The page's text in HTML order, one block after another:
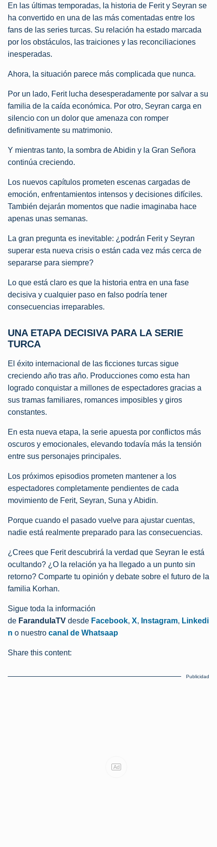
En las últimas temporadas, la historia de Ferit y Seyran se
ha convertido en una de las más comentadas entre los
fans de las series turcas. Su relación ha estado marcada
por los obstáculos, las traiciones y las reconciliaciones
inesperadas.
Ahora, la situación parece más complicada que nunca.
Por un lado, Ferit lucha desesperadamente por salvar a su
familia de la caída económica. Por otro, Seyran carga en
silencio con un dolor que amenaza con romper
definitivamente su matrimonio.
Y mientras tanto, la sombra de Abidin y la Gran Señora
continúa creciendo.
Los nuevos capítulos prometen escenas cargadas de
emoción, enfrentamientos intensos y decisiones difíciles.
También dejarán momentos que nadie imaginaba hace
apenas unas semanas.
La gran pregunta es inevitable: ¿podrán Ferit y Seyran
superar esta nueva crisis o están cada vez más cerca de
separarse para siempre?
Lo que está claro es que la historia entra en una fase
decisiva y cualquier paso en falso podría tener
consecuencias irreparables.
UNA ETAPA DECISIVA PARA LA SERIE
TURCA
El éxito internacional de las ficciones turcas sigue
creciendo año tras año. Producciones como esta han
logrado conquistar a millones de espectadores gracias a
sus tramas familiares, romances imposibles y giros
constantes.
En esta nueva etapa, la serie apuesta por conflictos más
oscuros y emocionales, elevando todavía más la tensión
entre sus personajes principales.
Los próximos episodios prometen mantener a los
espectadores completamente pendientes de cada
movimiento de Ferit, Seyran, Suna y Abidin.
Porque cuando el pasado vuelve para ajustar cuentas,
nadie está realmente preparado para las consecuencias.
¿Crees que Ferit descubrirá la verdad que Seyran le está
ocultando? ¿O la relación ya ha llegado a un punto sin
retorno? Comparte tu opinión y debate sobre el futuro de la
familia Korhan.
Sigue toda la información
de FarandulaTV desde Facebook, X, Instagram, Linkedi
n o nuestro canal de Whatsaap
Share this content:
Publicidad
Ad